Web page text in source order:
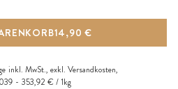
14,90 €
inkl. MwSt., exkl. Versandkosten,
353,92 € / 1kg